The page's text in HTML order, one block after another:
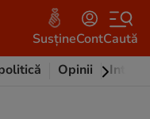
SusțineContCaută
Opinii